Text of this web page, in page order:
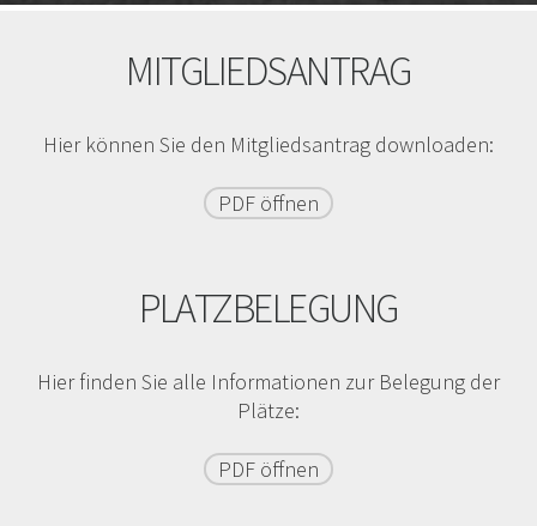
MITGLIEDSANTRAG
Hier können Sie den Mitgliedsantrag downloaden:
PDF öffnen
PLATZBELEGUNG
Hier finden Sie alle Informationen zur Belegung der
Plätze:
PDF öffnen